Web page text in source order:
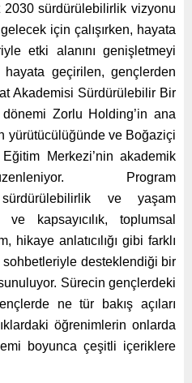
2030 sürdürülebilirlik vizyonu
için çalışırken, hayata
etki alanını genişletmeyi
geçirilen, gençlerden
Akademisi Sürdürülebilir Bir
Zorlu Holding’in ana
yürütücülüğünde ve Boğaziçi
Merkezi’nin akademik
Program
ve yaşam
kapsayıcılık, toplumsal
anlatıcılığı gibi farklı
sohbetleriyle desteklendiği bir
Sürecin gençlerdeki
ne tür bakış açıları
öğrenimlerin onlarda
boyunca çeşitli içeriklere